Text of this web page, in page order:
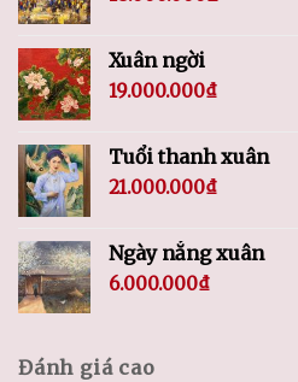
Xuân ngời
19.000.000₫
Tuổi thanh xuân
21.000.000₫
Ngày nắng xuân
6.000.000₫
Đánh giá cao